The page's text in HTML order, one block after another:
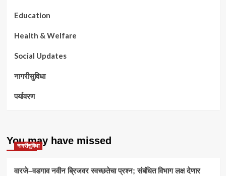
Education
Health & Welfare
Social Updates
नागरीसुविधा
पर्यावरण
You may have missed
नागरीसुविधा
वारजे–वडगाव नवीन ब्रिजवर स्वच्छतेचा प्रश्न; संबंधित विभाग लक्ष देणार